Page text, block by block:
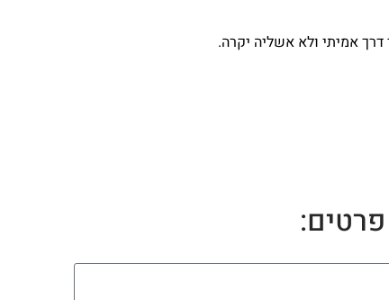
דרך אמיתי ולא אשליה יקרה.